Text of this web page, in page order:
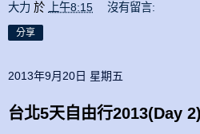
大力 於 上午8:15 沒有留言:
分享
2013年9月20日 星期五
台北5天自由行2013(Day 2)